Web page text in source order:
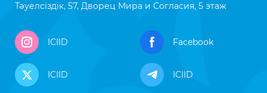
Тәуелсіздік, 57, Дворец Мира и Согласия, 5 этаж
ICIID Facebook
ICIID ICIID